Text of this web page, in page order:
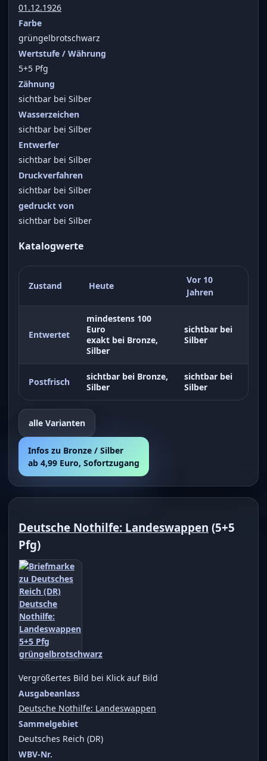
01.12.1926
Farbe
grüngelbrotschwarz
Wertstufe / Währung
5+5 Pfg
Zähnung
sichtbar bei Silber
Wasserzeichen
sichtbar bei Silber
Entwerfer
sichtbar bei Silber
Druckverfahren
sichtbar bei Silber
gedruckt von
sichtbar bei Silber
Katalogwerte
Zustand Heute
Vor 10
Jahren
Entwertet
mindestens 100
Euro
exakt bei Bronze,
Silber
sichtbar bei
Silber
Postfrisch
sichtbar bei Bronze,
Silber
sichtbar bei
Silber
alle Varianten
Infos zu Bronze / Silber
ab 4,99 Euro, Sofortzugang
Deutsche Nothilfe: Landeswappen (5+5
Pfg)
Vergrößertes Bild bei Klick auf Bild
Ausgabeanlass
Deutsche Nothilfe: Landeswappen
Sammelgebiet
Deutsches Reich (DR)
WBV-Nr.